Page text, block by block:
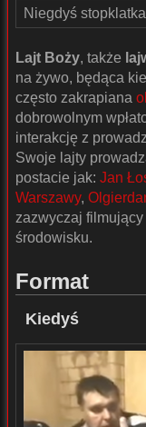
Niegdyś
Lajt Boży, także
na żywo, będąca
często zakrapiana
dobrowolnym
interakcję z
Swoje lajty
postacie jak: Jan
Warszawy,
zazwyczaj filmujący
środowisku.
Format
Kiedyś